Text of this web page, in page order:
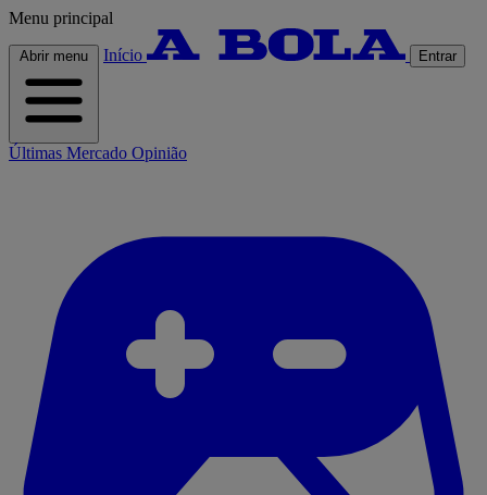
Menu principal
Abrir menu Início Entrar
Últimas Mercado Opinião